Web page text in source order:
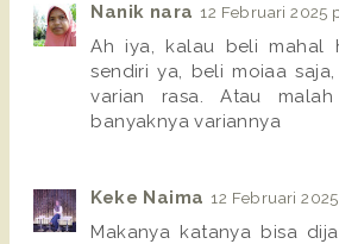
Nanik nara 12 Februari 2025
Ah iya, kalau beli mahal
sendiri ya, beli moiaa
varian rasa. Atau
banyaknya variannya
Keke Naima 12 Februari
Makanya katanya bisa